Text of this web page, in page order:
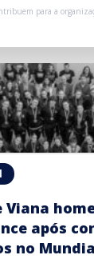
para a
Viana
após
no